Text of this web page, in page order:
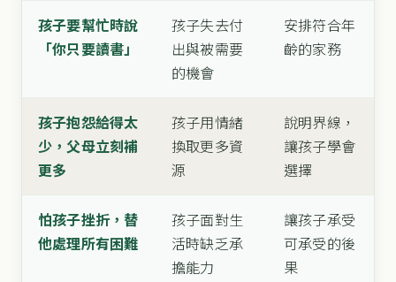
孩子要幫忙時說
「你只要讀書」
孩子失去付
出與被需要
的機會
安排符合年
齡的家務
孩子抱怨給得太
少，父母立刻補
更多
孩子用情緒
換取更多資
源
說明界線，
讓孩子學會
選擇
怕孩子挫折，替
他處理所有困難
孩子面對生
活時缺乏承
擔能力
讓孩子承受
可承受的後
果